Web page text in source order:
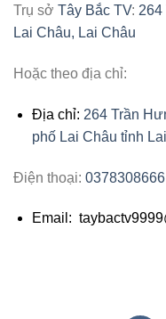
Trụ sở Tây Bắc TV:
Lai Châu, Lai Châu
Hoặc theo địa chỉ:
Địa chỉ: 264 Trần
phố Lai Châu tỉnh
Điện thoại: 0378308666
Email: